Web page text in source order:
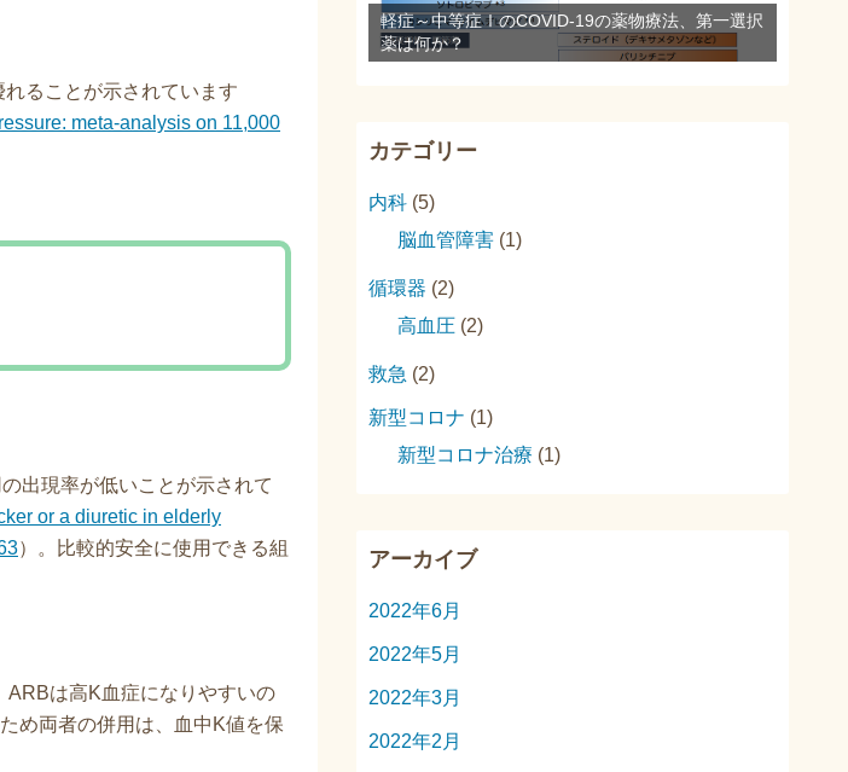
ることが示されています
meta-analysis on 11,000
出現率が低いことが示されて
or a diuretic in elderly
）。比較的安全に使用できる組
は高K血症になりやすいの
め両者の併用は、血中K値を保
軽症～中等症ⅠのCOVID-19の薬物療法、第一選択
薬は何か？
カテゴリー
内科 (5)
脳血管障害 (1)
循環器 (2)
高血圧 (2)
救急 (2)
新型コロナ (1)
新型コロナ治療 (1)
アーカイブ
2022年6月
2022年5月
2022年3月
2022年2月